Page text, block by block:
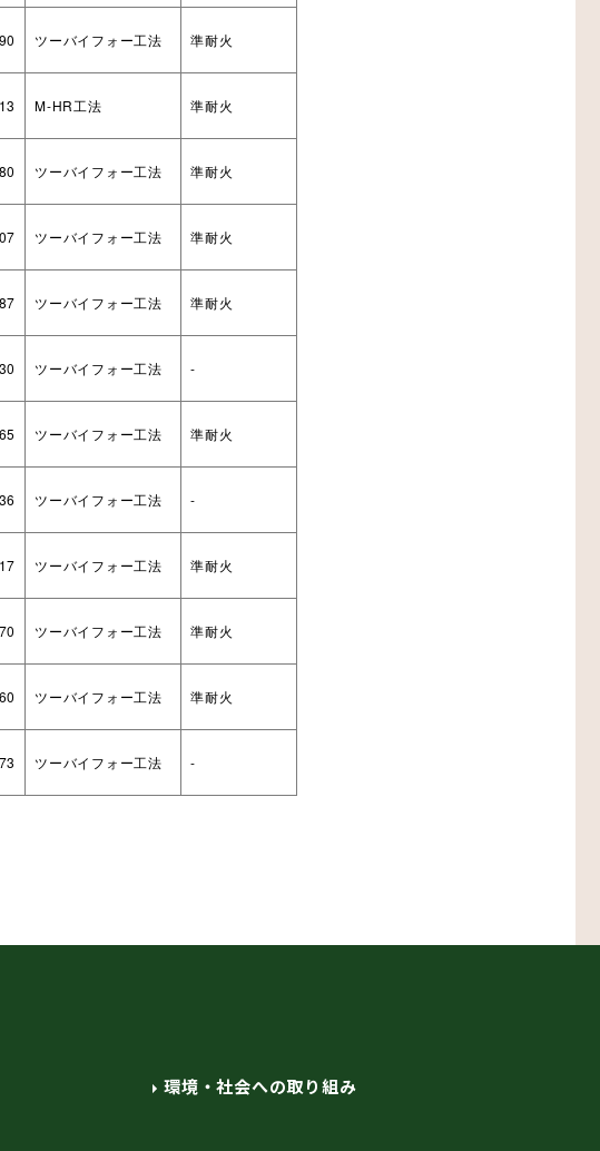
ツーバイフォー工法 準耐火
M-HR工法 準耐火
ツーバイフォー工法 準耐火
ツーバイフォー工法 準耐火
ツーバイフォー工法 準耐火
30 ツーバイフォー工法 -
ツーバイフォー工法 準耐火
ツーバイフォー工法 -
ツーバイフォー工法 準耐火
ツーバイフォー工法 準耐火
ツーバイフォー工法 準耐火
ツーバイフォー工法 -
環境・社会への取り組み